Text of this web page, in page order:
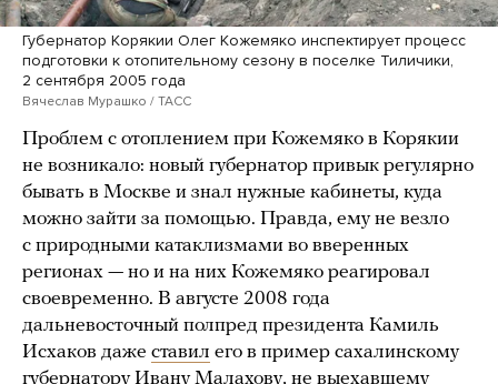
Губернатор Корякии Олег Кожемяко инспектирует процесс
подготовки к отопительному сезону в поселке Тиличики,
2 сентября 2005 года
Вячеслав Мурашко / ТАСС
Проблем с отоплением при Кожемяко в Корякии
не возникало: новый губернатор привык регулярно
бывать в Москве и знал нужные кабинеты, куда
можно зайти за помощью. Правда, ему не везло
с природными катаклизмами во вверенных
регионах — но и на них Кожемяко реагировал
своевременно. В августе 2008 года
дальневосточный полпред президента Камиль
Исхаков даже ставил его в пример сахалинскому
губернатору Ивану Малахову, не выехавшему